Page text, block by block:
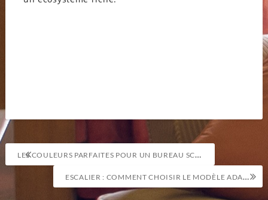
Navigation
de
l’article
LES COULEURS PARFAITES POUR UN BUREAU SCANDINAVE
ESCALIER : COMMENT CHOISIR LE MODÈLE ADAPTÉ À VOTRE INTÉRIEUR ?